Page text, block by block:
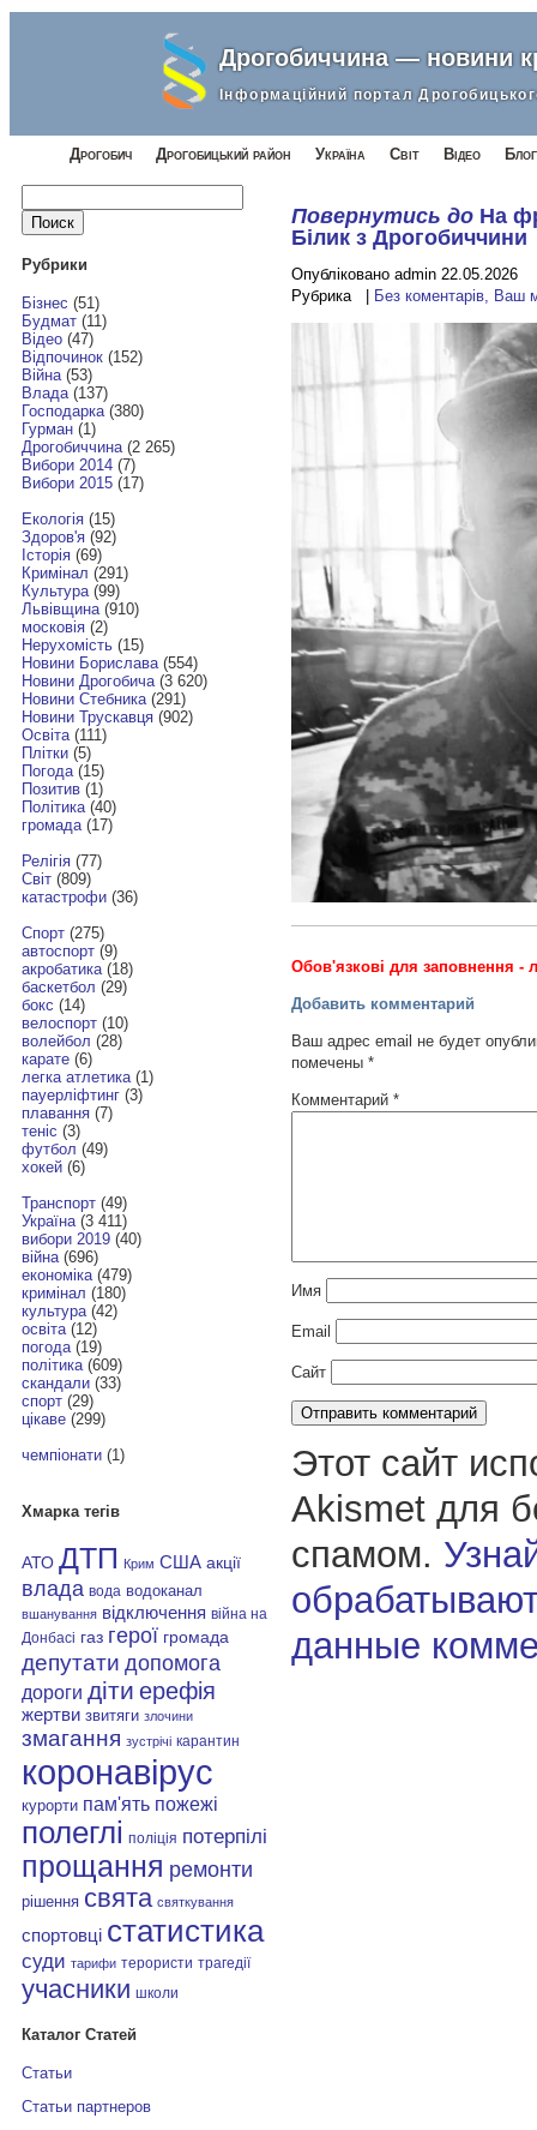
Дрогобиччина — новини
Інформаційний портал
Дрогобич Дрогобицький район Україна Світ Відео
Найти:
Рубрики
Бізнес (51)
Будмат(11)
Відео(47)
Відпочинок(152)
Війна(53)
Влада(137)
Господарка(380)
Гурман(1)
Дрогобиччина(2 265)
Вибори 2014(7)
Вибори 2015(17)
Екологія(15)
Здоров'я(92)
Історія(69)
Кримінал (291)
Культура(99)
Львівщина(910)
московія(2)
Нерухомість(15)
Новини Борислава(554)
Новини Дрогобича(3 620)
Новини Стебника(291)
Новини Трускавця(902)
Освіта(111)
Плітки(5)
Погода(15)
Позитив(1)
Політика(40)
громада(17)
Релігія(77)
Світ(809)
катастрофи(36)
Спорт(275)
автоспорт(9)
акробатика(18)
баскетбол (29)
бокс (14)
велоспорт(10)
волейбол (28)
карате(6)
легка атлетика(1)
пауерліфтинг(3)
плавання(7)
теніс (3)
футбол (49)
хокей(6)
Транспорт(49)
Україна(3 411)
вибори 2019(40)
війна(696)
економіка(479)
кримінал (180)
культура(42)
освіта(12)
погода(19)
політика(609)
скандали(33)
спорт(29)
цікаве(299)
чемпіонати(1)
Хмарка тегів
АТО ДТП Крим США акції
влада вода водоканал
вшанування відключення війна на
Донбасі газ герої громада
депутати допомога
дороги діти ерефія
жертви звитяги злочини
змагання зустрічі карантин
коронавірус
курорти пам'ять пожежі
полеглі поліція потерпілі
прощання ремонти
рішення свята святкування
спортовці статистика
суди тарифи терористи трагедії
учасники школи
Каталог Статей
Статьи
Статьи партнеров
Повернутись до На
Білик з Дрогобиччини
Опубліковано admin 22.05.2026
Рубрика | Без коментарів, Ваш
Обов'язкові для заповнення -
Добавить комментарий
Ваш адрес email не будет
помечены *
Комментарий *
Имя
Email
Сайт
Этот сайт
Akismet для
спамом.
данные